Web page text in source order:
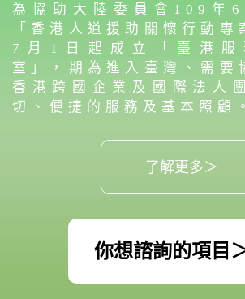
為協助大陸委員會109年
「香港人道援助關懷行動專
7月1日起成立「臺港服
室」，期為進入臺灣、需要
香港跨國企業及國際法人
切、便捷的服務及基本照顧
了解更多＞
你想諮詢的項目